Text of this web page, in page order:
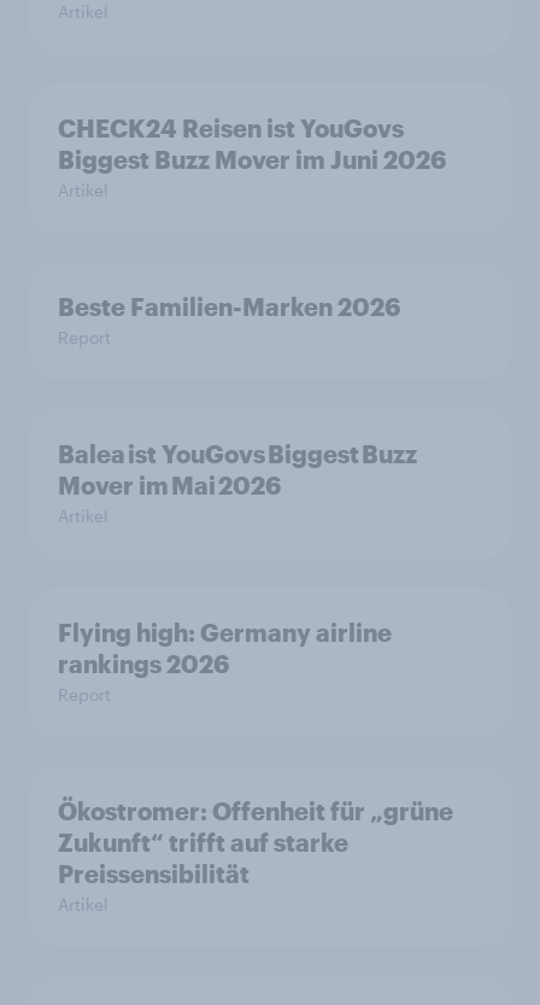
Artikel
CHECK24 Reisen ist YouGovs
Biggest Buzz Mover im Juni 2026
Artikel
Beste Familien-Marken 2026
Report
Balea ist YouGovs Biggest Buzz
Mover im Mai 2026
Artikel
Flying high: Germany airline
rankings 2026
Report
Ökostromer: Offenheit für „grüne
Zukunft“ trifft auf starke
Preissensibilität
Artikel